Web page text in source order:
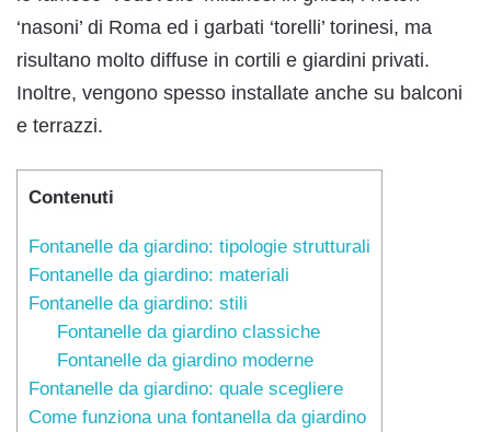
‘nasoni’ di Roma ed i garbati ‘torelli’ torinesi, ma
risultano molto diffuse in cortili e giardini privati.
Inoltre, vengono spesso installate anche su balconi
e terrazzi.
Contenuti
Fontanelle da giardino: tipologie strutturali
Fontanelle da giardino: materiali
Fontanelle da giardino: stili
Fontanelle da giardino classiche
Fontanelle da giardino moderne
Fontanelle da giardino: quale scegliere
Come funziona una fontanella da giardino